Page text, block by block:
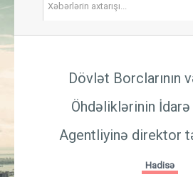
Dövlət Borclarının
Öhdəliklərinin
Agentliyinə direktor
Hadisə